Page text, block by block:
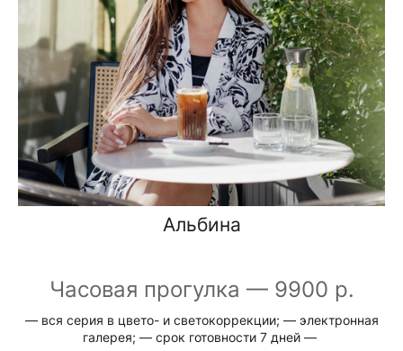
Альбина
Часовая прогулка — 9900 р.
— вся серия в цвето- и светокоррекции; — электронная
галерея; — срок готовности 7 дней —